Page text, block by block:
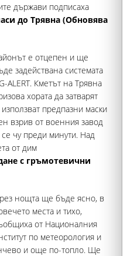
държави подписаха
за взаимна отбрана
до Трявна (Обновява
е отцепен и ще
задействана системата
ALERT. Кметът на Трявна
хората да затварят
предпазни маски
взрив от военния завод
чу преди минути. Над
от дим
с гръмотевични
нощта ще бъде ясно, в
места и тихо,
от Националния
по метеорология и
и още по-топло. Ще